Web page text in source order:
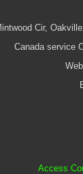
Cir,
Canada service
Access